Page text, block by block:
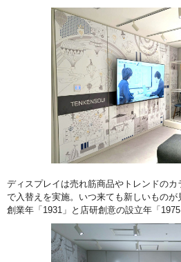
ディスプレイは売れ筋商品やトレンドの
で入替えを実施。いつ来ても新しいもの
創業年「1931」と店研創意の設立年「1975